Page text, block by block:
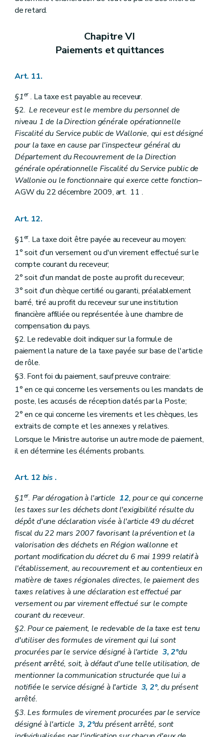
de retard.
Chapitre VI
Paiements et quittances
Art. 11.
§1er. La taxe est payable au receveur.
§2.Le receveur est le membre du personnel de
niveau 1 de la Direction générale opérationnelle
Fiscalité du Service public de Wallonie, qui est désigné
pour la taxe en cause par l'inspecteur général du
Département du Recouvrement de la Direction
générale opérationnelle Fiscalité du Service public de
Wallonie ou le fonctionnaire qui exerce cette fonction–
AGW du 22 décembre 2009, art. 11 .
Art. 12.
§1er. La taxe doit être payée au receveur au moyen:
1° soit d'un versement ou d'un virement effectué sur le
compte courant du receveur;
2° soit d'un mandat de poste au profit du receveur;
3° soit d'un chèque certifié ou garanti, préalablement
barré, tiré au profit du receveur sur une institution
financière affiliée ou représentée à une chambre de
compensation du pays.
§2. Le redevable doit indiquer sur la formule de
paiement la nature de la taxe payée sur base de l'article
de rôle.
§3. Font foi du paiement, sauf preuve contraire:
1° en ce qui concerne les versements ou les mandats de
poste, les accusés de réception datés par la Poste;
2° en ce qui concerne les virements et les chèques, les
extraits de compte et les annexes y relatives.
Lorsque le Ministre autorise un autre mode de paiement,
il en détermine les éléments probants.
Art. 12 bis .
§1er. Par dérogation à l'article 12, pour ce qui concerne
les taxes sur les déchets dont l'exigibilité résulte du
dépôt d'une déclaration visée à l'article 49 du décret
fiscal du 22 mars 2007 favorisant la prévention et la
valorisation des déchets en Région wallonne et
portant modification du décret du 6 mai 1999 relatif à
l'établissement, au recouvrement et au contentieux en
matière de taxes régionales directes, le paiement des
taxes relatives à une déclaration est effectué par
versement ou par virement effectué sur le compte
courant du receveur.
§2. Pour ce paiement, le redevable de la taxe est tenu
d'utiliser des formules de virement qui lui sont
procurées par le service désigné à l'article 3, 2°du
présent arrêté, soit, à défaut d'une telle utilisation, de
mentionner la communication structurée que lui a
notifiée le service désigné à l'article 3, 2°, du présent
arrêté.
§3. Les formules de virement procurées par le service
désigné à l'article3, 2°du présent arrêté, sont